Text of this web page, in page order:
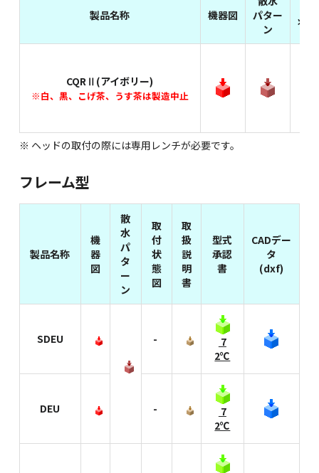
製品名称 機器図
パター
ン
状
CQRⅡ(アイボリー)
※白、黒、こげ茶、うす茶は製造中止
※ ヘッドの取付の際には専用レンチが必要です。
フレーム型
製品名称
機
器
図
散
水
パ
タ
ー
ン
取
付
状
態
図
取
扱
説
明
書
型式
承認
書
CADデー
タ
(dxf)
SDEU -
7
2℃
DEU -
7
2℃